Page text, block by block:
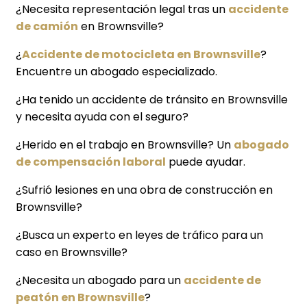
¿Necesita representación legal tras un accidente
de camión en Brownsville?
¿Accidente de motocicleta en Brownsville?
Encuentre un abogado especializado.
¿Ha tenido un accidente de tránsito en Brownsville
y necesita ayuda con el seguro?
¿Herido en el trabajo en Brownsville? Un abogado
de compensación laboral puede ayudar.
¿Sufrió lesiones en una obra de construcción en
Brownsville?
¿Busca un experto en leyes de tráfico para un
caso en Brownsville?
¿Necesita un abogado para un accidente de
peatón en Brownsville?